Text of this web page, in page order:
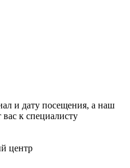
и дату посещения, а наш
к специалисту
центр